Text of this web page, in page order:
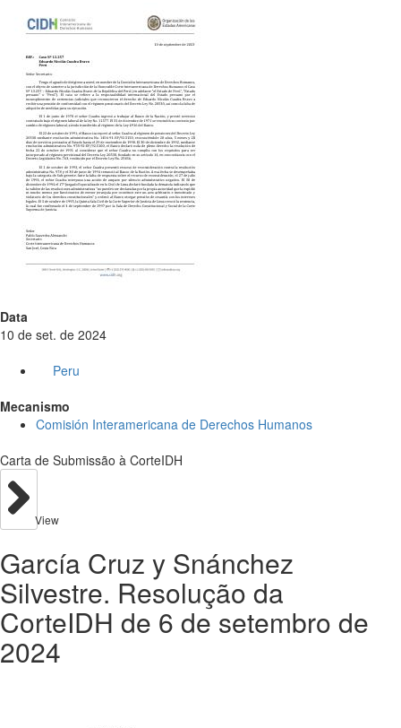
Data
10 de set. de 2024
Peru
Mecanismo
Comisión Interamericana de Derechos Humanos
Carta de Submissão à CorteIDH
View
García Cruz y Snánchez
Silvestre. Resolução da
CorteIDH de 6 de setembro de
2024